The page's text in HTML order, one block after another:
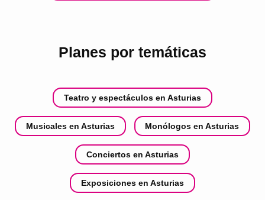
Planes por temáticas
Teatro y espectáculos en Asturias
Musicales en Asturias Monólogos en Asturias
Conciertos en Asturias
Exposiciones en Asturias